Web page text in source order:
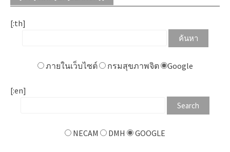
[:th]
ภายในเว็บไซต์ กรมสุขภาพจิต Google
[:en]
NECAM DMH GOOGLE